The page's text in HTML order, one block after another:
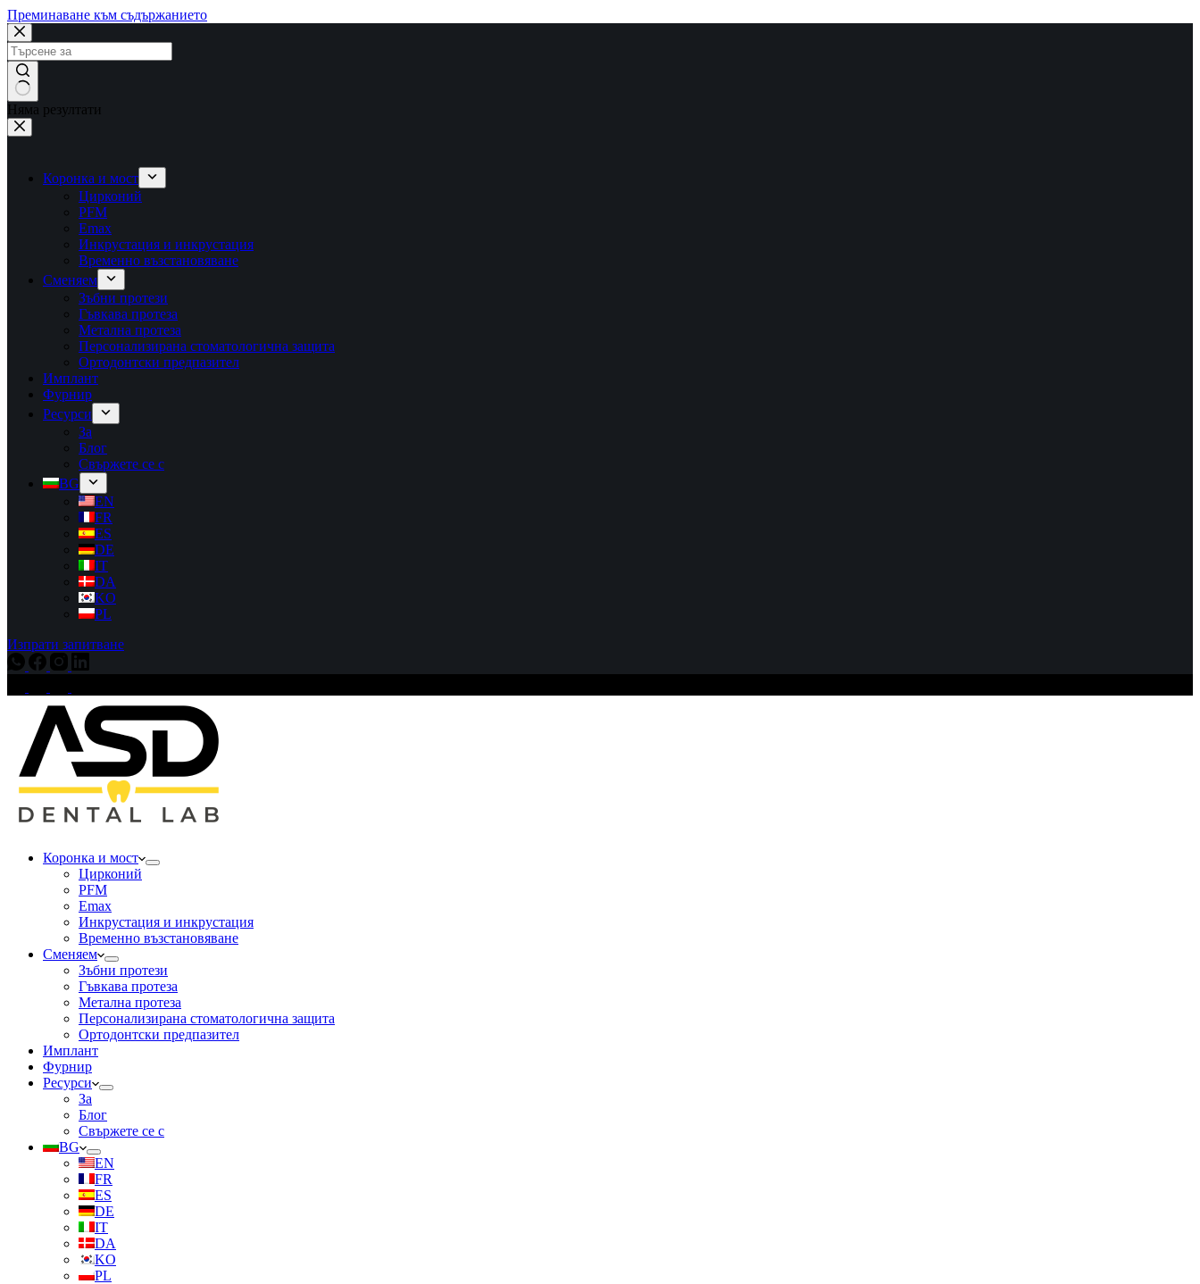
Преминаване към съдържанието
Няма резултати
Коронка и мост
Цирконий
PFM
Emax
Инкрустация и инкрустация
Временно възстановяване
Сменяем
Зъбни протези
Гъвкава протеза
Метална протеза
Персонализирана стоматологична защита
Ортодонтски предпазител
Имплант
Фурнир
Ресурси
За
Блог
Свържете се с
BG
EN
FR
ES
DE
IT
DA
KO
PL
Изпрати запитване
Коронка и мост
Цирконий
PFM
Emax
Инкрустация и инкрустация
Временно възстановяване
Сменяем
Зъбни протези
Гъвкава протеза
Метална протеза
Персонализирана стоматологична защита
Ортодонтски предпазител
Имплант
Фурнир
Ресурси
За
Блог
Свържете се с
BG
EN
FR
ES
DE
IT
DA
KO
PL